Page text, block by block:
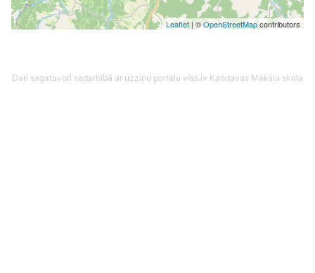
Leaflet | ©OpenStreetMapcontributors
Dati sagatavoti sadarbībā ar uzziņu portālu viss.lv Kandavas Mākslu skola